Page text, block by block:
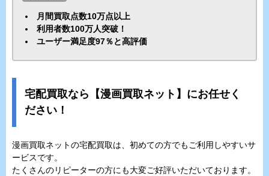
月間買取点数10万点以上
利用者数100万人突破！
ユーザー満足度97％と高評価
宅配買取なら【漫画買取ネット】にお任せく
ださい！
漫画買取ネットの宅配買取は、初めての方でもご利用しやすいサ
ービスです。
たくさんのリピーターの方にも大変ご好評いただいております。